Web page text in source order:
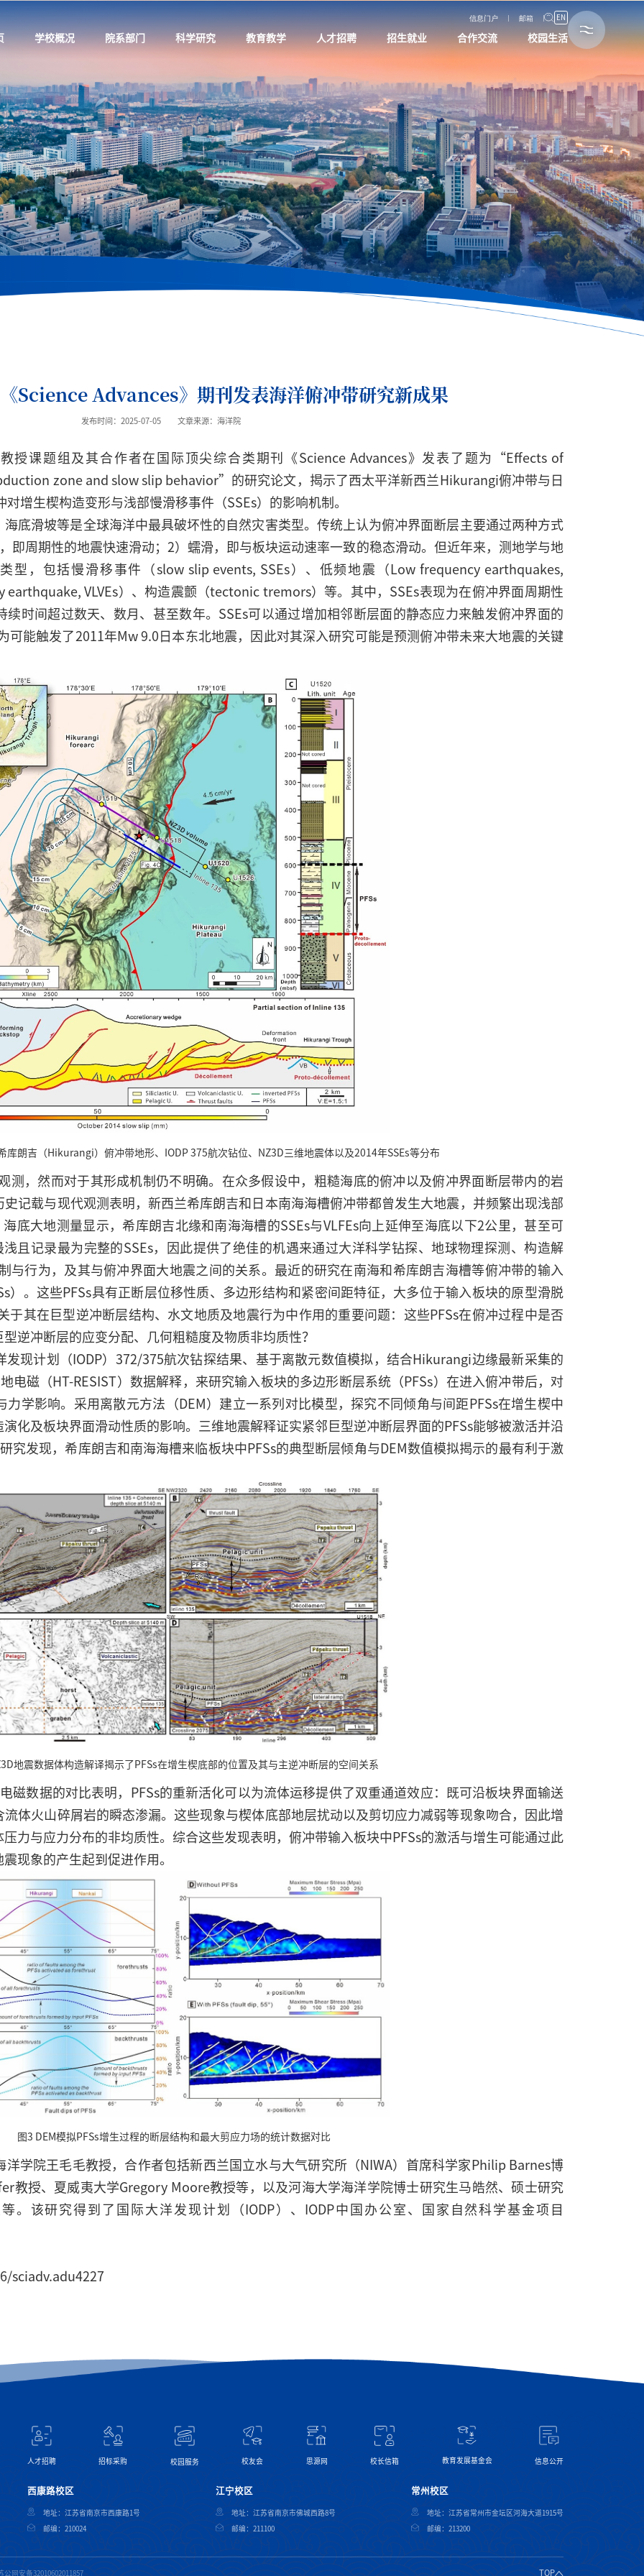
信息门户 邮箱 EN
学校概况 院系部门 科学研究 教育教学 人才招聘 招生就业 合作交流 校园生活
Science Advances》期刊发表海洋俯冲带研究新成果
发布时间：2025-07-05 文章来源：海洋院
授课题组及其合作者在国际顶尖综合类期刊《Science Advances》发表了题为“Effects of
zone and slow slip behavior”的研究论文，揭示了西太平洋新西兰Hikurangi俯冲带与日
增生楔构造变形与浅部慢滑移事件（SSEs）的影响机制。
底滑坡等是全球海洋中最具破坏性的自然灾害类型。传统上认为俯冲界面断层主要通过两种方式
即周期性的地震快速滑动；2）蠕滑，即与板块运动速率一致的稳态滑动。但近年来，测地学与地
型，包括慢滑移事件（slow slip events, SSEs）、低频地震（Low frequency earthquakes,
earthquake, VLVEs）、构造震颤（tectonic tremors）等。其中，SSEs表现为在俯冲界面周期性
时间超过数天、数月、甚至数年。SSEs可以通过增加相邻断层面的静态应力来触发俯冲界面的
可能触发了2011年Mw 9.0日本东北地震，因此对其深入研究可能是预测俯冲带未来大地震的关键
库朗吉（Hikurangi）俯冲带地形、IODP 375航次钻位、NZ3D三维地震体以及2014年SSEs等分布
测，然而对于其形成机制仍不明确。在众多假设中，粗糙海底的俯冲以及俯冲界面断层带内的岩
记载与现代观测表明，新西兰希库朗吉和日本南海海槽俯冲带都曾发生大地震，并频繁出现浅部
底大地测量显示，希库朗吉北缘和南海海槽的SSEs与VLFEs向上延伸至海底以下2公里，甚至可
且记录最为完整的SSEs，因此提供了绝佳的机遇来通过大洋科学钻探、地球物理探测、构造解
与行为，及其与俯冲界面大地震之间的关系。最近的研究在南海和希库朗吉海槽等俯冲带的输入
）。这些PFSs具有正断层位移性质、多边形结构和紧密间距特征，大多位于输入板块的原型滑脱
于其在巨型逆冲断层结构、水文地质及地震行为中作用的重要问题：这些PFSs在俯冲过程中是否
逆冲断层的应变分配、几何粗糙度及物质非均质性？
发现计划（IODP）372/375航次钻探结果、基于离散元数值模拟，结合Hikurangi边缘最新采集的
电磁（HT-RESIST）数据解释，来研究输入板块的多边形断层系统（PFSs）在进入俯冲带后，对
学影响。采用离散元方法（DEM）建立一系列对比模型，探究不同倾角与间距PFSs在增生楔中
化及板块界面滑动性质的影响。三维地震解释证实紧邻巨型逆冲断层界面的PFSs能够被激活并沿
究发现，希库朗吉和南海海槽来临板块中PFSs的典型断层倾角与DEM数值模拟揭示的最有利于激
地震数据体构造解译揭示了PFSs在增生楔底部的位置及其与主逆冲断层的空间关系
磁数据的对比表明，PFSs的重新活化可以为流体运移提供了双重通道效应：既可沿板块界面输送
体火山碎屑岩的瞬态渗漏。这些现象与楔体底部地层扰动以及剪切应力减弱等现象吻合，因此增
力与应力分布的非均质性。综合这些发现表明，俯冲带输入板块中PFSs的激活与增生可能通过此
现象的产生起到促进作用。
图3 DEM模拟PFSs增生过程的断层结构和最大剪应力场的统计数据对比
学院王毛毛教授，合作者包括新西兰国立水与大气研究所（NIWA）首席科学家Philip Barnes博
教授、夏威夷大学Gregory Moore教授等，以及河海大学海洋学院博士研究生马皓然、硕士研究
。该研究得到了国际大洋发现计划（IODP）、IODP中国办公室、国家自然科学基金项目
sciadv.adu4227
人才招聘 招标采购 校园服务 校友会 思源网 校长信箱 教育发展基金会 信息公开
西康路校区
地址：江苏省南京市西康路1号
邮编：210024
江宁校区
地址：江苏省南京市佛城西路8号
邮编：211100
常州校区
地址：江苏省常州市金坛区河海大道1915号
邮编：213200
公网安备32010602011857 TOP